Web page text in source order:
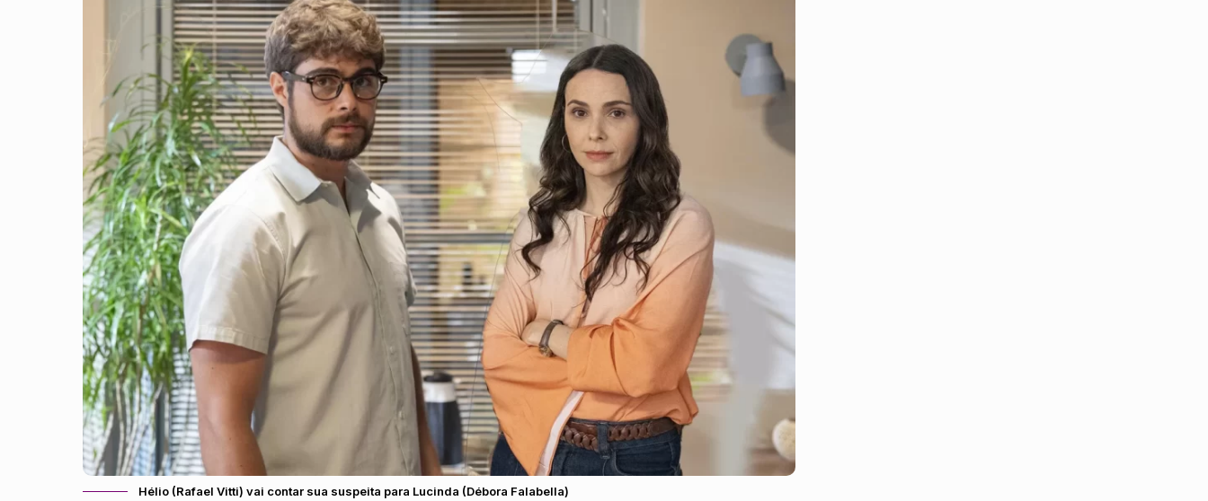
Hélio (Rafael Vitti) vai contar sua suspeita para Lucinda (Débora Falabella)